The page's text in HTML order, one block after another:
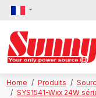
Home Produits
SYS1541-Wxx 24W